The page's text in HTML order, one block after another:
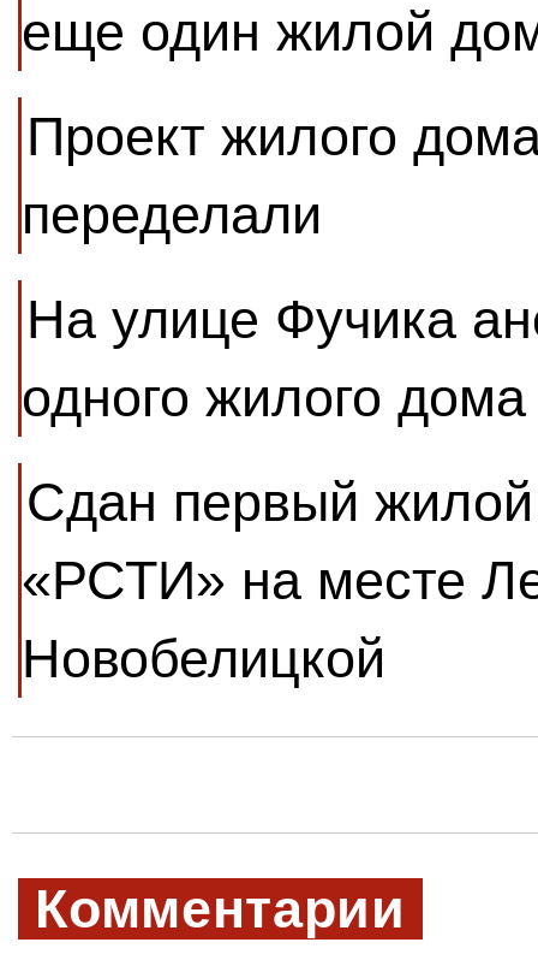
еще один жилой
Проект жилого
переделали
На улице Фучика
одного жилого
Сдан первый
«РСТИ» на месте
Новобелицкой
Комментарии